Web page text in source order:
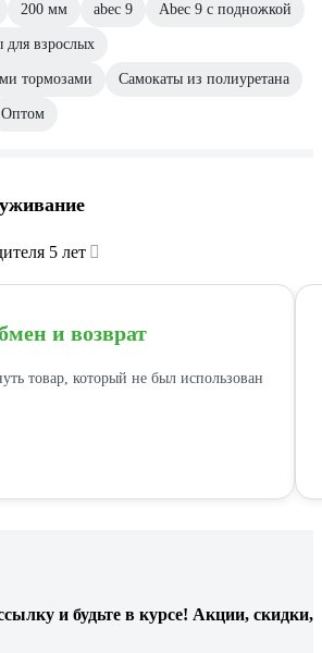
200 мм abec 9 Abec 9 с подножкой
для взрослых
тормозами Самокаты из полиуретана
Оптом
5 лет
и возврат
товар, который не был использован
и будьте в курсе! Акции, скидки,